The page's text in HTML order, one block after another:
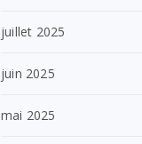
juillet 2025
juin 2025
mai 2025